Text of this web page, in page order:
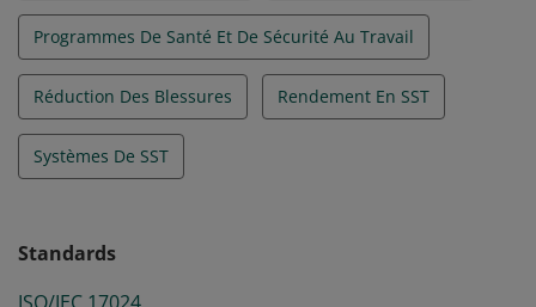
Programmes De Santé Et De Sécurité Au Travail
Réduction Des Blessures Rendement En SST
Systèmes De SST
Standards